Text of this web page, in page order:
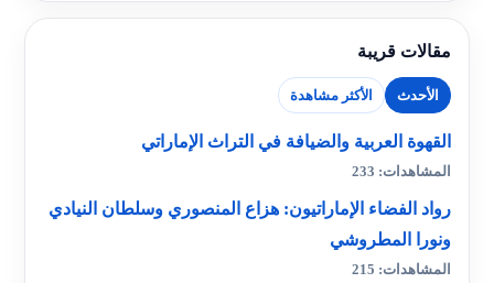
مقالات قريبة
الأحدث الأكثر مشاهدة
القهوة العربية والضيافة في التراث الإماراتي
المشاهدات: 233
رواد الفضاء الإماراتيون: هزاع المنصوري وسلطان النيادي
ونورا المطروشي
المشاهدات: 215